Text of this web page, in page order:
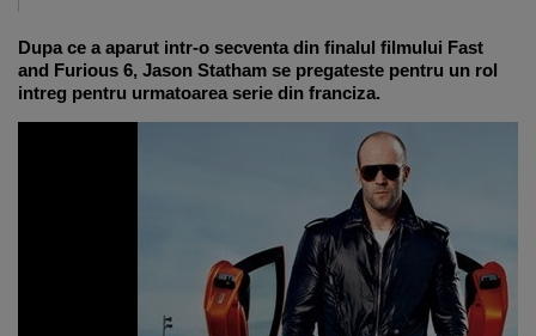
Dupa ce a aparut intr-o secventa din finalul filmului Fast
and Furious 6, Jason Statham se pregateste pentru un rol
intreg pentru urmatoarea serie din franciza.